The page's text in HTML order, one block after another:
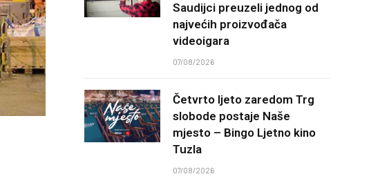
Saudijci preuzeli jednog od
najvećih proizvođača
videoigara
07/08/2026
Četvrto ljeto zaredom Trg
slobode postaje Naše
mjesto – Bingo Ljetno kino
Tuzla
07/08/2026